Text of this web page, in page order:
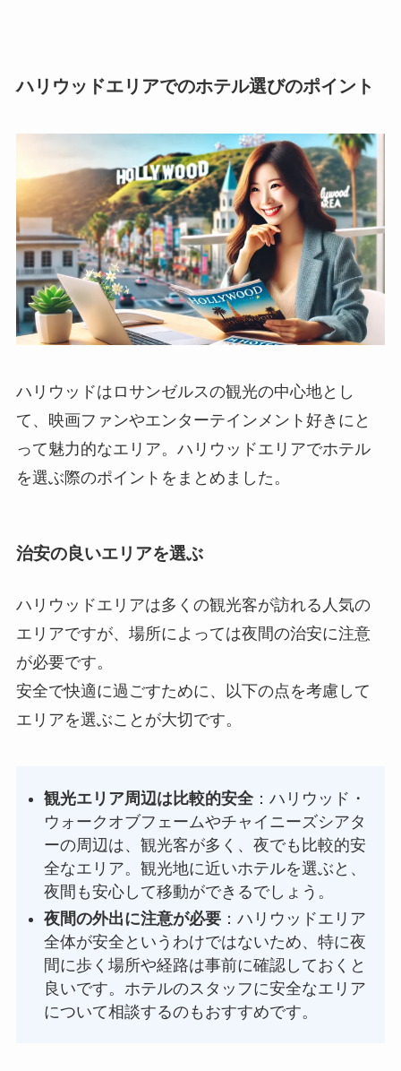
ハリウッドエリアでのホテル選びのポイント
ハリウッドはロサンゼルスの観光の中心地とし
て、映画ファンやエンターテインメント好きにと
って魅力的なエリア。ハリウッドエリアでホテル
を選ぶ際のポイントをまとめました。
治安の良いエリアを選ぶ
ハリウッドエリアは多くの観光客が訪れる人気の
エリアですが、場所によっては夜間の治安に注意
が必要です。
安全で快適に過ごすために、以下の点を考慮して
エリアを選ぶことが大切です。
観光エリア周辺は比較的安全：ハリウッド・
ウォークオブフェームやチャイニーズシアタ
ーの周辺は、観光客が多く、夜でも比較的安
全なエリア。観光地に近いホテルを選ぶと、
夜間も安心して移動ができるでしょう。
夜間の外出に注意が必要 ：ハリウッドエリア
全体が安全というわけではないため、特に夜
間に歩く場所や経路は事前に確認しておくと
良いです。ホテルのスタッフに安全なエリア
について相談するのもおすすめです。